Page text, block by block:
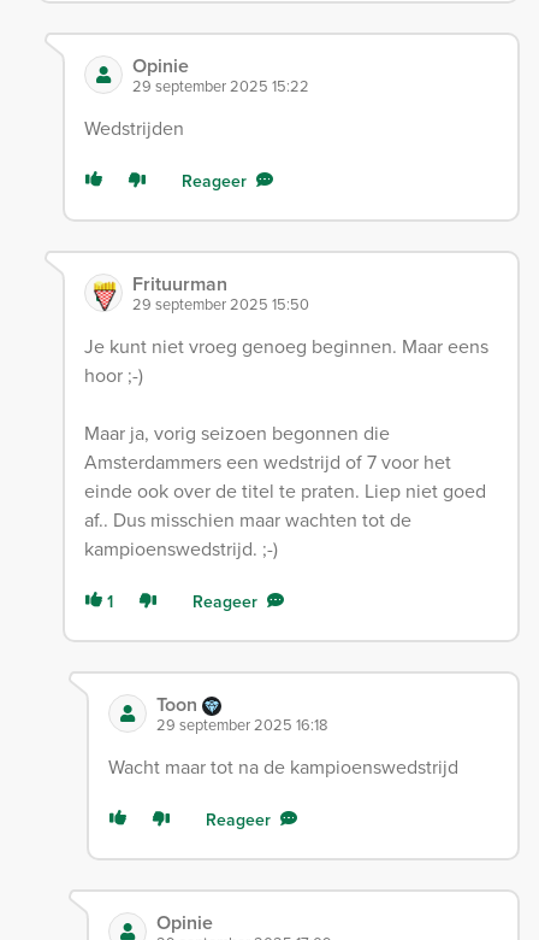
Opinie
29 september 2025 15:22
Wedstrijden
Reageer
Frituurman
29 september 2025 15:50
Je kunt niet vroeg genoeg beginnen. Maar eens
hoor ;-)
Maar ja, vorig seizoen begonnen die
Amsterdammers een wedstrijd of 7 voor het
einde ook over de titel te praten. Liep niet goed
af.. Dus misschien maar wachten tot de
kampioenswedstrijd. ;-)
1 Reageer
Toon
29 september 2025 16:18
Wacht maar tot na de kampioenswedstrijd
Reageer
Opinie